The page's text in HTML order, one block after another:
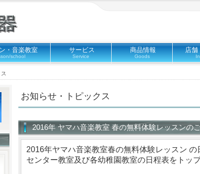
・音楽教室
school
サービス
Service
商品情報
Goods
店舗
お知らせ・トピックス
2016年 ヤマハ音楽教室 春の無料体験レッスンの
2016年ヤマハ音楽教室春の無料体験レッスン の
センター教室及び各幼稚園教室の日程表をトッ